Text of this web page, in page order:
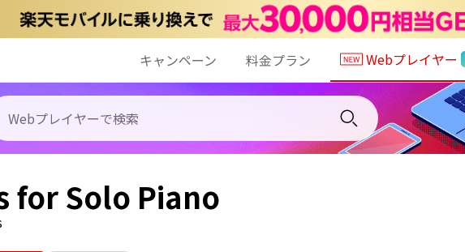
キャンペーン 料金プラン Webプレイヤー
for Solo Piano